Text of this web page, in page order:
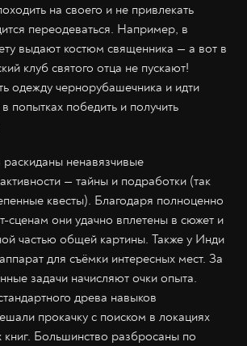
на своего и не привлекать
переодеваться. Например, в
выдают костюм священника — а вот в
клуб святого отца не пускают!
одежду чернорубашечника и идти
попытках победить и получить
ненавязчивые
— тайны и подработки (так
квесты). Благодаря полноценно
сценам они удачно вплетены в сюжет и
частью общей картины. Также у Инди
для съёмки интересных мест. За
задачи начисляют очки опыта.
древа навыков
прокачку с поиском в локациях
книг. Большинство разбросаны по